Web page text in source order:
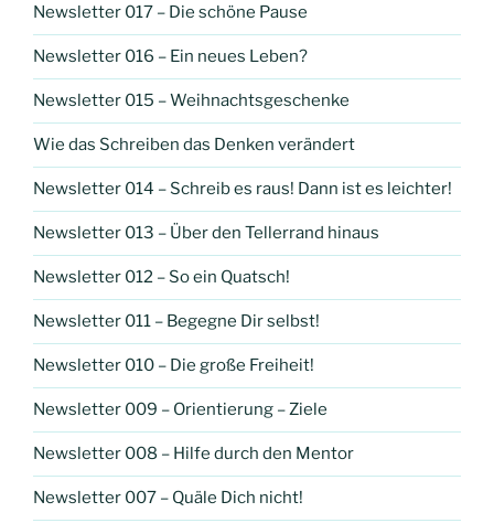
Newsletter 017 – Die schöne Pause
Newsletter 016 – Ein neues Leben?
Newsletter 015 – Weihnachtsgeschenke
Wie das Schreiben das Denken verändert
Newsletter 014 – Schreib es raus! Dann ist es leichter!
Newsletter 013 – Über den Tellerrand hinaus
Newsletter 012 – So ein Quatsch!
Newsletter 011 – Begegne Dir selbst!
Newsletter 010 – Die große Freiheit!
Newsletter 009 – Orientierung – Ziele
Newsletter 008 – Hilfe durch den Mentor
Newsletter 007 – Quäle Dich nicht!